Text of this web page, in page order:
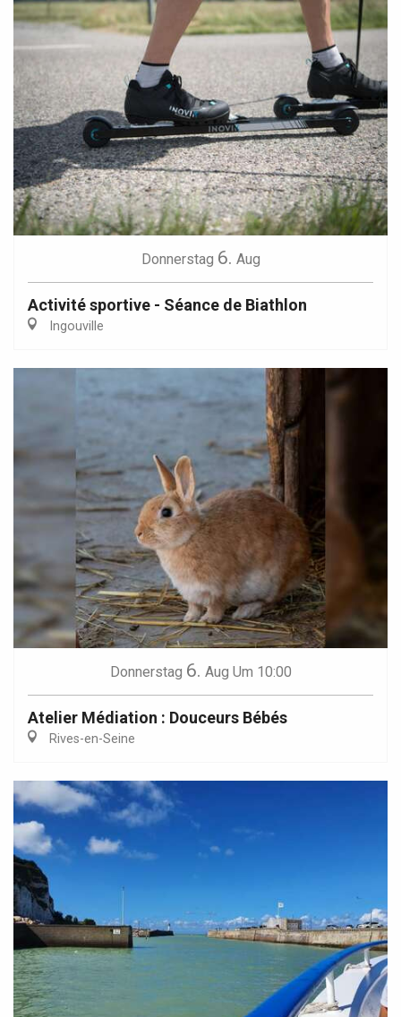
Donnerstag 6. Aug
Activité sportive - Séance de Biathlon
Ingouville
Donnerstag 6. Aug Um 10:00
Atelier Médiation : Douceurs Bébés
Rives-en-Seine